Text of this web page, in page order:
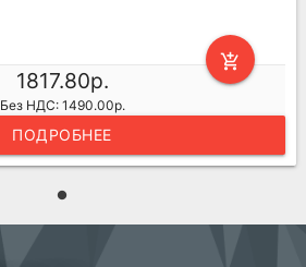
add_shopping_cart
1817.80р.
Без НДС: 1490.00р.
ПОДРОБНЕЕ